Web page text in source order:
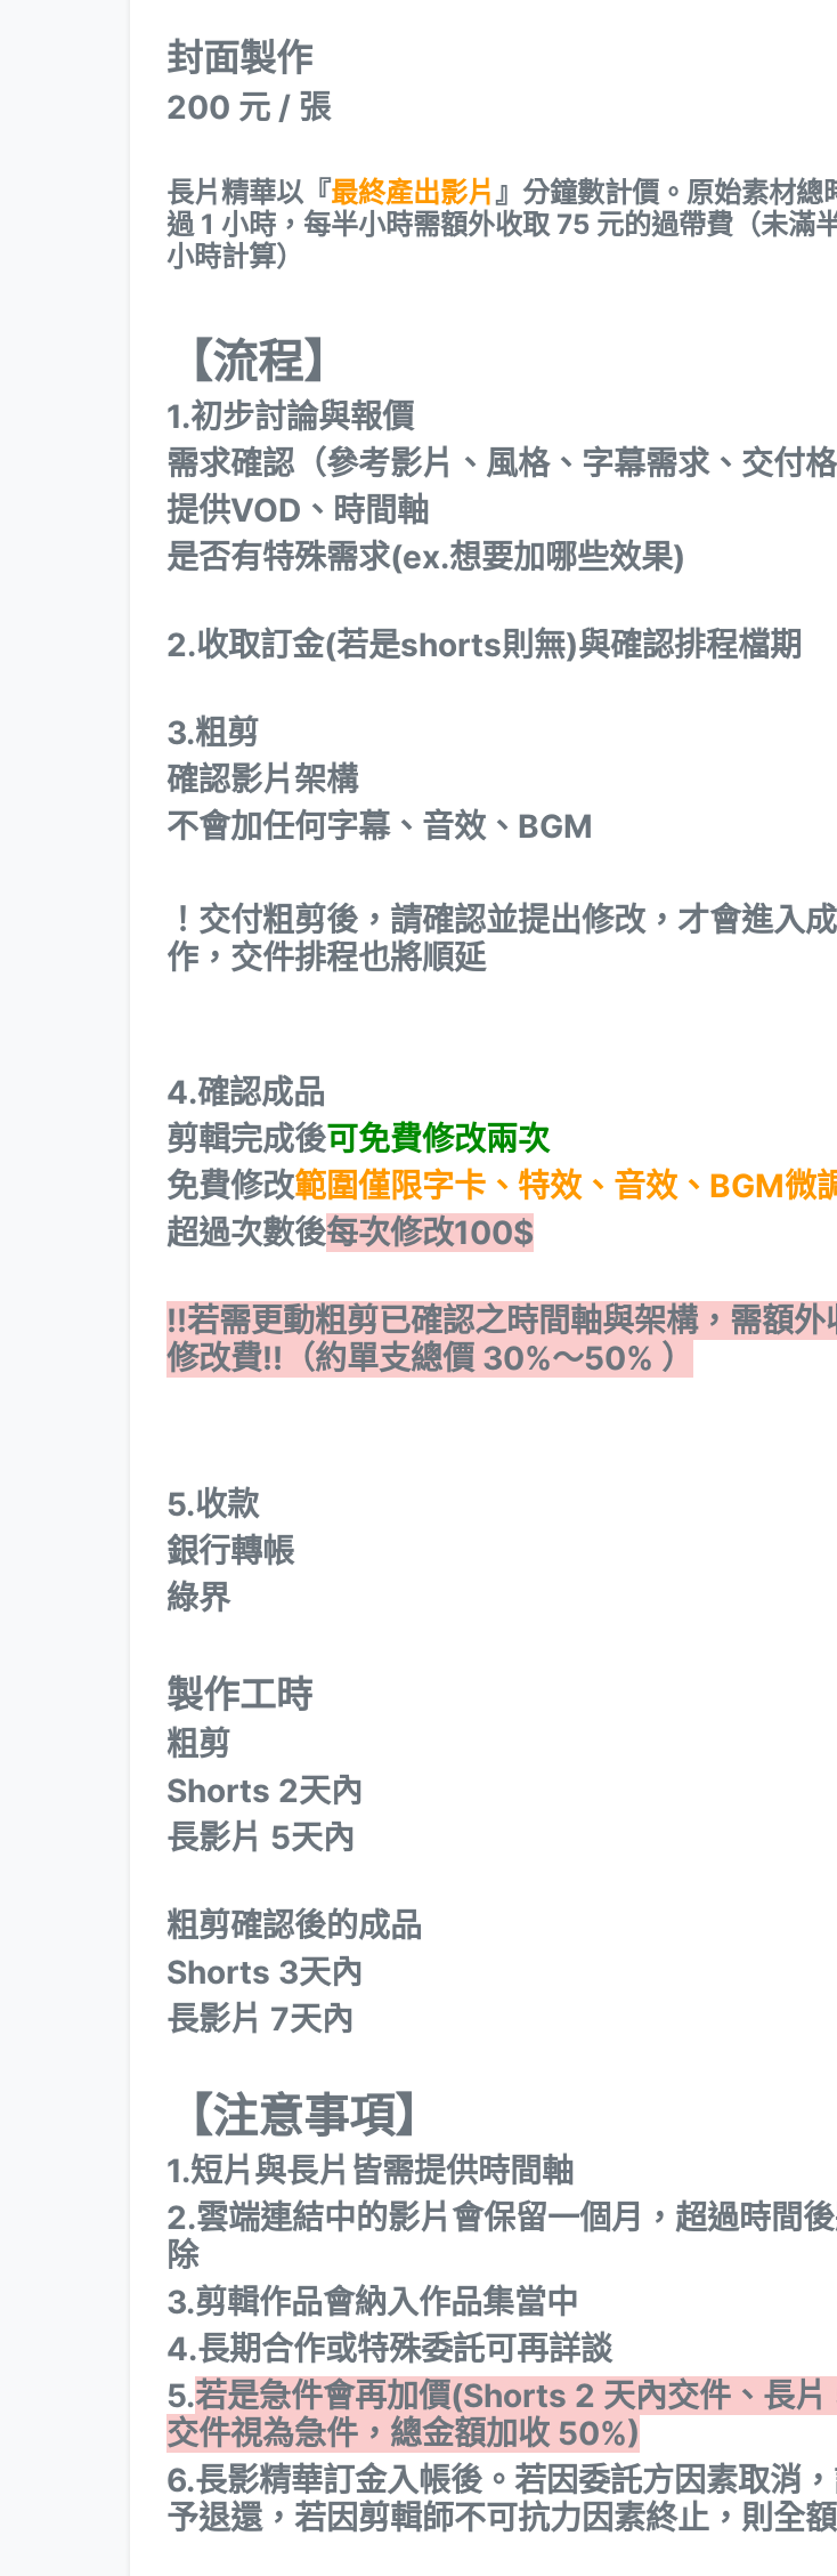
封面製作
200 元 / 張
長片精華以『最終產出影片』分鐘數計價。原始素材總
過 1 小時，每半小時需額外收取 75 元的過帶費（未滿
小時計算）
【流程】
1.初步討論與報價
需求確認（參考影片、風格、字幕需求、交付格
提供VOD、時間軸
是否有特殊需求(ex.想要加哪些效果)
2.收取訂金(若是shorts則無)與確認排程檔期
3.粗剪
確認影片架構
不會加任何字幕、音效、BGM
！交付粗剪後，請確認並提出修改，才會進入
作，交件排程也將順延
4.確認成品
剪輯完成後可免費修改兩次
免費修改範圍僅限字卡、特效、音效、BGM微
超過次數後每次修改100$
!!若需更動粗剪已確認之時間軸與架構，需額外
修改費!!（約單支總價 30%～50% ）
5.收款
銀行轉帳
綠界
製作工時
粗剪
Shorts 2天內
長影片 5天內
粗剪確認後的成品
Shorts 3天內
長影片 7天內
【注意事項】
1.短片與長片皆需提供時間軸
2.雲端連結中的影片會保留一個月，超過時間
除
3.剪輯作品會納入作品集當中​
​4.長期合作或特殊委託可再詳談
5.若是急件會再加價(Shorts 2 天內交件、長片
交件視為急件，總金額加收 50%)
6.長影精華訂金入帳後。若因委託方因素取消
予退還，若因剪輯師不可抗力因素終止，則全